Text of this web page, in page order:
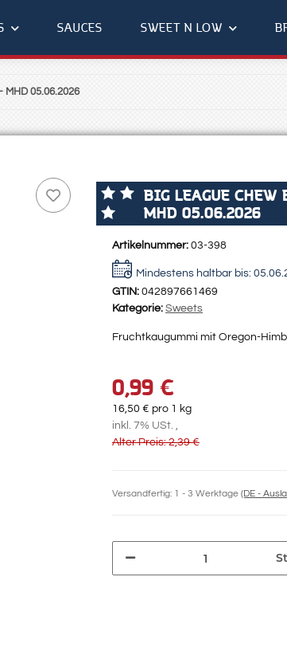
SAUCES SWEET N LOW
05.06.2026
BIG LEAGUE CHEW
MHD 05.06.2026
Artikelnummer: 03-398
Mindestens haltbar bis:
GTIN: 042897661469
Kategorie: Sweets
Fruchtkaugummi mit Oregon-
0,99 €
16,50 € pro 1 kg
inkl. 7% USt. ,
Alter Preis: 2,39 €
Versandfertig: 1 - 3 Werktage (DE -